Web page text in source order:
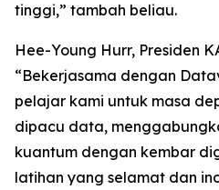
tinggi,” tambah beliau.
Hee-Young Hurr, Presiden
“Bekerjasama dengan
pelajar kami untuk masa
dipacu data,
kuantum dengan kembar
latihan yang selamat dan